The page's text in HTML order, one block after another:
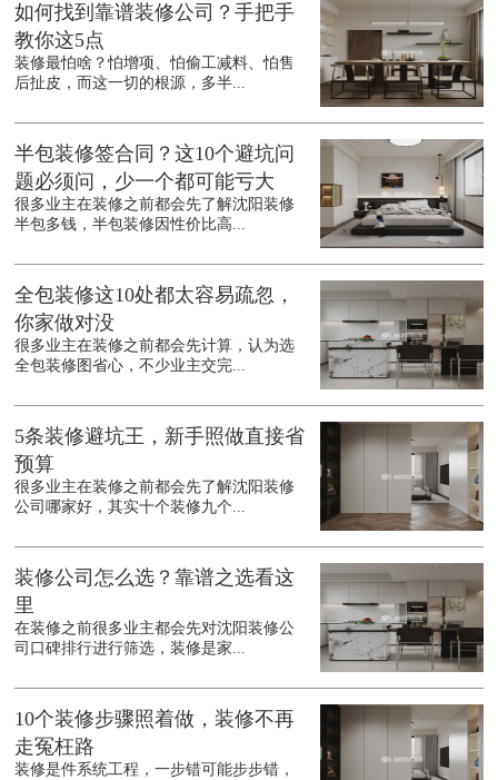
如何找到靠谱装修公司？手把手
教你这5点
装修最怕啥？怕增项、怕偷工减料、怕售
后扯皮，而这一切的根源，多半...
半包装修签合同？这10个避坑问
题必须问，少一个都可能亏大
很多业主在装修之前都会先了解沈阳装修
半包多钱，半包装修因性价比高...
全包装修这10处都太容易疏忽，
你家做对没
很多业主在装修之前都会先计算，认为选
全包装修图省心，不少业主交完...
5条装修避坑王，新手照做直接省
预算
很多业主在装修之前都会先了解沈阳装修
公司哪家好，其实十个装修九个...
装修公司怎么选？靠谱之选看这
里
在装修之前很多业主都会先对沈阳装修公
司口碑排行进行筛选，装修是家...
10个装修步骤照着做，装修不再
走冤枉路
装修是件系统工程，一步错可能步步错，